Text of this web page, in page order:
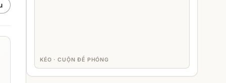
KÉO · CUỘN ĐỂ PHÓNG